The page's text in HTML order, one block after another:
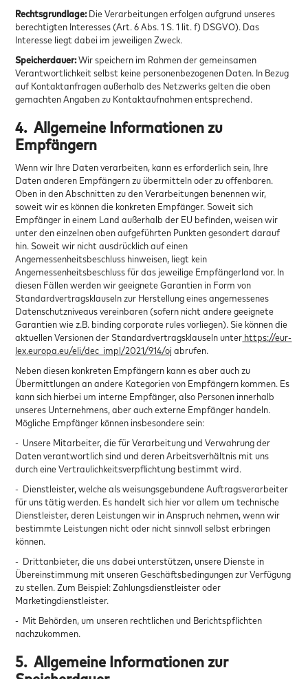
Rechtsgrundlage:Die Verarbeitungen erfolgen aufgrund unseres
berechtigten Interesses (Art. 6 Abs. 1 S. 1 lit. f) DSGVO). Das
Interesse liegt dabei im jeweiligen Zweck.
Speicherdauer:Wir speichern im Rahmen der gemeinsamen
Verantwortlichkeit selbst keine personenbezogenen Daten. In Bezug
auf Kontaktanfragen außerhalb des Netzwerks gelten die oben
gemachten Angaben zu Kontaktaufnahmen entsprechend.
4. Allgemeine Informationen zu
Empfängern
Wenn wir Ihre Daten verarbeiten, kann es erforderlich sein, Ihre
Daten anderen Empfängern zu übermitteln oder zu offenbaren.
Oben in den Abschnitten zu den Verarbeitungen benennen wir,
soweit wir es können die konkreten Empfänger. Soweit sich
Empfänger in einem Land außerhalb der EU befinden, weisen wir
unter den einzelnen oben aufgeführten Punkten gesondert darauf
hin. Soweit wir nicht ausdrücklich auf einen
Angemessenheitsbeschluss hinweisen, liegt kein
Angemessenheitsbeschluss für das jeweilige Empfängerland vor. In
diesen Fällen werden wir geeignete Garantien in Form von
Standardvertragsklauseln zur Herstellung eines angemessenes
Datenschutzniveaus vereinbaren (sofern nicht andere geeignete
Garantien wie z.B. binding corporate rules vorliegen). Sie können die
aktuellen Versionen der Standardvertragsklauseln unter https://eur-
lex.europa.eu/eli/dec_impl/2021/914/oj abrufen.
Neben diesen konkreten Empfängern kann es aber auch zu
Übermittlungen an andere Kategorien von Empfängern kommen. Es
kann sich hierbei um interne Empfänger, also Personen innerhalb
unseres Unternehmens, aber auch externe Empfänger handeln.
Mögliche Empfänger können insbesondere sein:
- Unsere Mitarbeiter, die für Verarbeitung und Verwahrung der
Daten verantwortlich sind und deren Arbeitsverhältnis mit uns
durch eine Vertraulichkeitsverpflichtung bestimmt wird.
- Dienstleister, welche als weisungsgebundene Auftragsverarbeiter
für uns tätig werden. Es handelt sich hier vor allem um technische
Dienstleister, deren Leistungen wir in Anspruch nehmen, wenn wir
bestimmte Leistungen nicht oder nicht sinnvoll selbst erbringen
können.
- Drittanbieter, die uns dabei unterstützen, unsere Dienste in
Übereinstimmung mit unseren Geschäftsbedingungen zur Verfügung
zu stellen. Zum Beispiel: Zahlungsdienstleister oder
Marketingdienstleister.
- Mit Behörden, um unseren rechtlichen und Berichtspflichten
nachzukommen.
5. Allgemeine Informationen zur